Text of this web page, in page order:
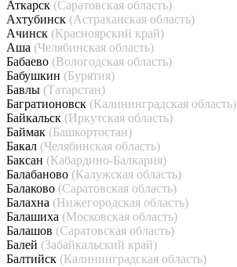
Аткарск (Саратовская область)
Ахтубинск (Астраханская область)
Ачинск (Красноярский край)
Аша (Челябинская область)
Бабаево (Вологодская область)
Бабушкин (Бурятия)
Бавлы (Татарстан)
Багратионовск (Калининградская область)
Байкальск (Иркутская область)
Баймак (Башкортостан)
Бакал (Челябинская область)
Баксан (Кабардино-Балкария)
Балабаново (Калужская область)
Балаково (Саратовская область)
Балахна (Нижегородская область)
Балашиха (Московская область)
Балашов (Саратовская область)
Балей (Забайкальский край)
Балтийск (Калининградская область)